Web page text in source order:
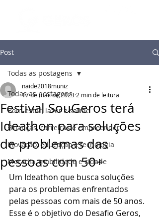
Post
Todas as postagens
Bem-estar, lazer e saúde
Finanças, carreiras e empreender
Inovação, educação e tecnologia
Moradia, mobilidade e cidade
Todas as postagens
Festival SouGeros terá
Ideathon para soluções
de problemas das
pessoas com 50+
naide2018muniz
17 de mai. de 2023 2 min de leitura
Um Ideathon que busca soluções
para os problemas enfrentados
pelas pessoas com mais de 50 anos.
Esse é o objetivo do Desafio Geros,